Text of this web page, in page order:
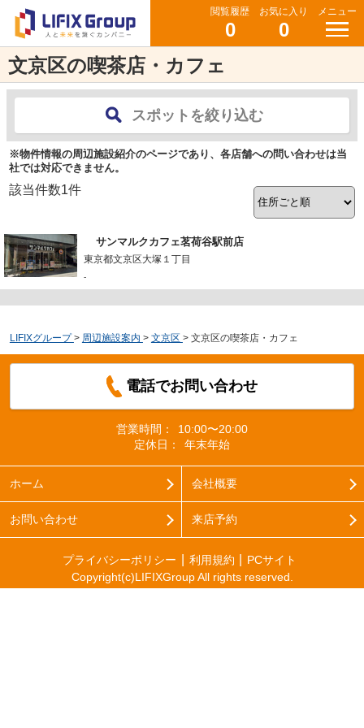
閲覧履歴
0
お気に入り
0
メニュー
文京区の喫茶店・カフェ
スポットを絞り込む
※物件情報の周辺施設紹介のページであり、各店舗への問い合わせは当
社では対応できません。
該当件数1件
サンマルクカフェ茗荷谷駅前店
東京都文京区大塚１丁目
-
LIFIXグループ > 周辺施設案内 > 文京区 > 文京区の喫茶店・カフェ
電話でお問い合わせ
営業時間：
10:00〜20:00
定休日：
年末年始
ホーム 会社概要
お問い合わせ 来店予約
プライバシーポリシー 利用規約
PCサイト
Copyright(c)LIFIXGroup All rights reserved.